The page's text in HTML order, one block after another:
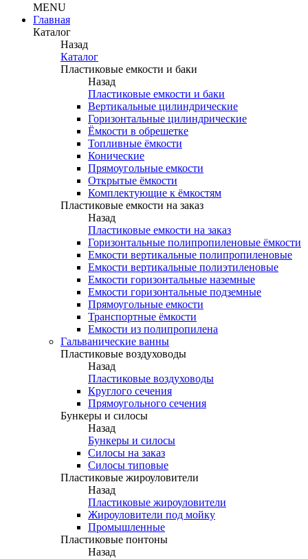
MENU
Главная
Каталог
Назад
Каталог
Пластиковые емкости и баки
Назад
Пластиковые емкости и баки
Вертикальные цилиндрические
Горизонтальные цилиндрические
Ёмкости в обрешетке
Топливные ёмкости
Конические
Прямоугольные емкости
Открытые ёмкости
Комплектующие к ёмкостям
Пластиковые емкости на заказ
Назад
Пластиковые емкости на заказ
Горизонтальные полипропиленовые ёмкости
Емкости вертикальные полипропиленовые
Емкости вертикальные полиэтиленовые
Емкости горизонтальные наземные
Емкости горизонтальные подземные
Прямоугольные емкости
Транспортные ёмкости
Емкости из полипропилена
Гальванические ванны
Пластиковые воздуховоды
Назад
Пластиковые воздуховоды
Круглого сечения
Прямоугольного сечения
Бункеры и силосы
Назад
Бункеры и силосы
Силосы на заказ
Силосы типовые
Пластиковые жироуловители
Назад
Пластиковые жироуловители
Жироуловители под мойку
Промышленные
Пластиковые понтоны
Назад